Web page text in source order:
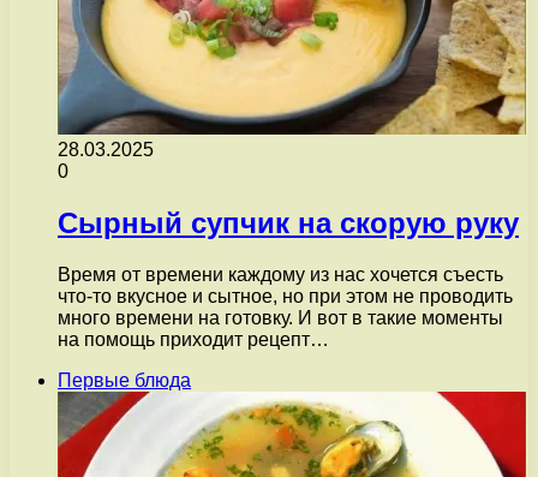
28.03.2025
0
Сырный супчик на скорую руку
Время от времени каждому из нас хочется съесть
что-то вкусное и сытное, но при этом не проводить
много времени на готовку. И вот в такие моменты
на помощь приходит рецепт…
Первые блюда